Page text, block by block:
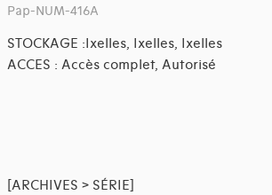
Pap-NUM-416A
STOCKAGE :Ixelles, Ixelles, Ixelles
ACCES : Accès complet, Autorisé
[ARCHIVES > SÉRIE]